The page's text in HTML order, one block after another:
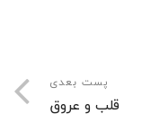
پست بعدی
قلب و عروق